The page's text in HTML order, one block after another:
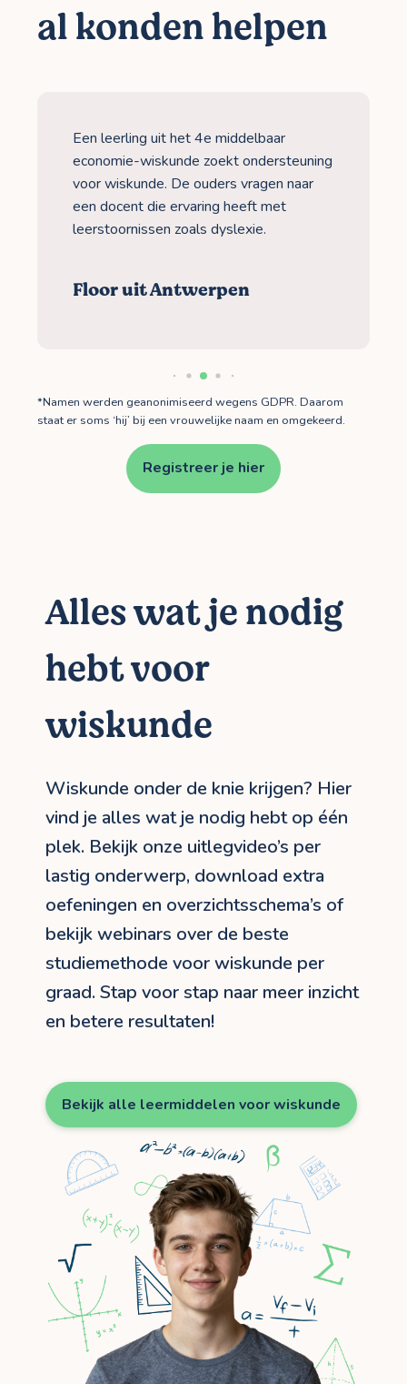
al konden helpen
Een leerling uit het 4e middelbaar
economie-wiskunde zoekt ondersteuning
voor wiskunde. De ouders vragen naar
een docent die ervaring heeft met
leerstoornissen zoals dyslexie.
Floor uit Antwerpen
*Namen werden geanonimiseerd wegens GDPR. Daarom
staat er soms ‘hij’ bij een vrouwelijke naam en omgekeerd.
Registreer je hier
Alles wat je nodig
hebt voor
wiskunde
Wiskunde onder de knie krijgen? Hier
vind je alles wat je nodig hebt op één
plek. Bekijk onze uitlegvideo’s per
lastig onderwerp, download extra
oefeningen en overzichtsschema’s of
bekijk webinars over de beste
studiemethode voor wiskunde per
graad. Stap voor stap naar meer inzicht
en betere resultaten!
Bekijk alle leermiddelen voor wiskunde